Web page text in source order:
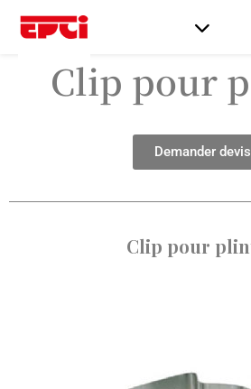
Clip pour
Demander devis
Clip pour